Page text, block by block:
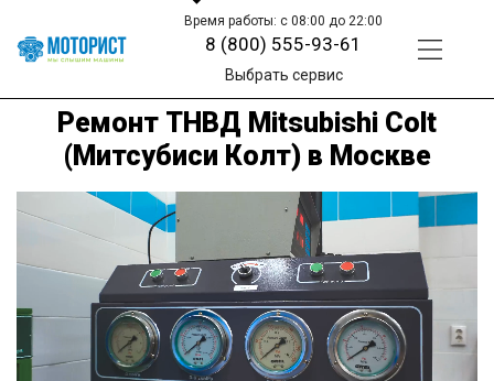
Время работы: с 08:00 до 22:00
8 (800) 555-93-61
Выбрать сервис
Ремонт ТНВД Mitsubishi Colt
(Митсубиси Колт) в Москве